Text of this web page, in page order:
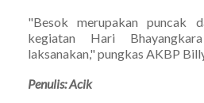
"Besok merupakan puncak
kegiatan Hari
laksanakan," pungkas AKBP
Penulis: Acik